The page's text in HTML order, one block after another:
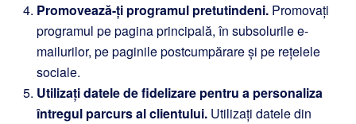
Promovează-ți programul pretutindeni. Promovați
programul pe pagina principală, în subsolurile e-
mailurilor, pe paginile postcumpărare și pe rețelele
sociale.
Utilizați datele de fidelizare pentru a personaliza
întregul parcurs al clientului. Utilizați datele din